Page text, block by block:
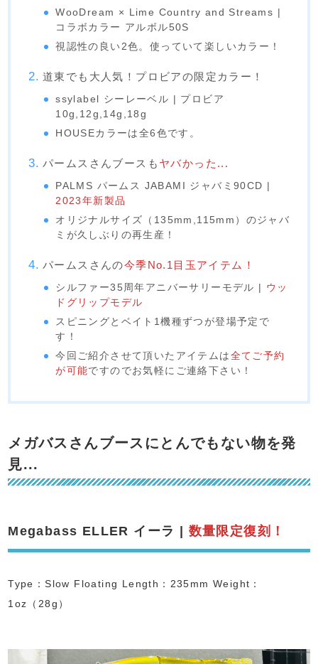
WooDream × Lime Country and Streams |
コラボカラー アルボル50S
視認性の良い2色。使っていて楽しいカラー！
道東でも大人気！プロビアの限定カラー！
ssylabel シーレーベル | プロビア
10g,12g,14g,18g
HOUSEカラーは全6色です。
パームスさんブースも ヤバかった...
PALMS パームス JABAMI ジャバミ90CD |
2023年新製品
オリジナルサイズ（135mm,115mm）のジャバ
ミが久しぶりの再生産！
パームスさんの今季No.1目玉アイテム！
シルファー35周年アニバーサリーモデル | ウッ
ドグリップモデル
スピニングとベイト1機種ずつが登場予定で
す！
今回ご紹介させて頂いたアイテムは 全てご予約
が可能ですのでお気軽にご連絡下さい！
メガバスさんブースにとんでもない物を発
見...
Megabass ELLER イーラ | 数量限定復刻！
Type：Slow Floating Length：235mm Weight：
1oz（28g）